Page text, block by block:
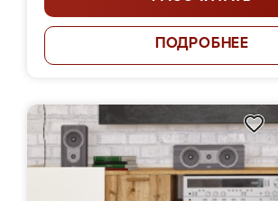
ПОДРОБНЕЕ